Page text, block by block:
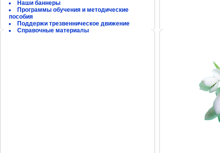
Наши баннеры
Программы обучения и методические
пособия
Поддержи трезвенническое движение
Справочные материалы